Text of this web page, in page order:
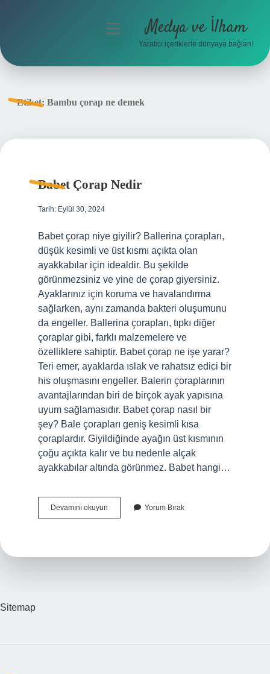
menüyü
Medya ve İlham
Yaratıcı içeriklerle dünyaya bağlan!
Etiket: Bambu çorap ne demek
Babet Çorap Nedir
Tarih: Eylül 30, 2024
Babet çorap niye giyilir? Ballerina çorapları,
düşük kesimli ve üst kısmı açıkta olan
ayakkabılar için idealdir. Bu şekilde
görünmezsiniz ve yine de çorap giyersiniz.
Ayaklarınız için koruma ve havalandırma
sağlarken, aynı zamanda bakteri oluşumunu
da engeller. Ballerina çorapları, tıpkı diğer
çoraplar gibi, farklı malzemelere ve
özelliklere sahiptir. Babet çorap ne işe yarar?
Teri emer, ayaklarda ıslak ve rahatsız edici bir
his oluşmasını engeller. Balerin çoraplarının
avantajlarından biri de birçok ayak yapısına
uyum sağlamasıdır. Babet çorap nasıl bir
şey? Bale çorapları geniş kesimli kısa
çoraplardır. Giyildiğinde ayağın üst kısmının
çoğu açıkta kalır ve bu nedenle alçak
ayakkabılar altında görünmez. Babet hangi…
Devamını okuyun
Çorap
Yorum Bırak
Sitemap